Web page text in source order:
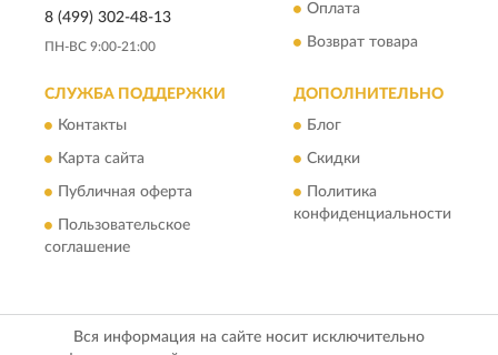
8 (499) 302-48-13
ПН-ВС 9:00-21:00
Оплата
Возврат товара
СЛУЖБА ПОДДЕРЖКИ
Контакты
Карта сайта
Публичная оферта
Пользовательское
соглашение
ДОПОЛНИТЕЛЬНО
Блог
Скидки
Политика
конфиденциальности
Вся информация на сайте носит исключительно